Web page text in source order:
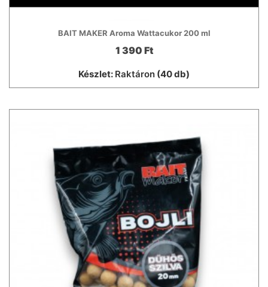
BAIT MAKER Aroma Wattacukor 200 ml
1 390 Ft
Készlet: Raktáron (40 db)